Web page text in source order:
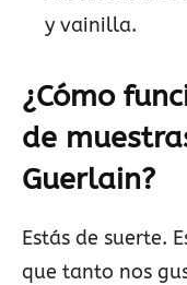
y vainilla.
¿Cómo
de
Guerlain?
Estás de suerte.
que tanto nos